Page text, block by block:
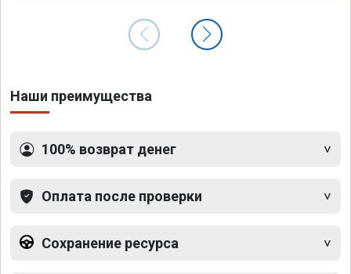
Наши преимущества
100% возврат денег
Оплата после проверки
Сохранение ресурса